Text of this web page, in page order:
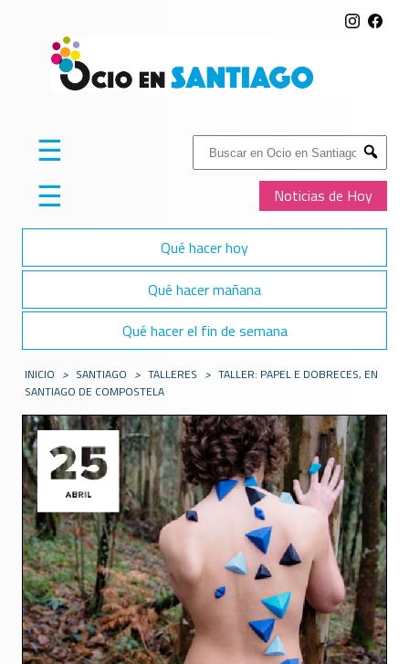
Buscar:
Submit
Noticias de Hoy
☰
☰
Qué hacer hoy
Qué hacer mañana
Qué hacer el fin de semana
INICIO > SANTIAGO > TALLERES > TALLER: PAPEL E DOBRECES, EN
SANTIAGO DE COMPOSTELA